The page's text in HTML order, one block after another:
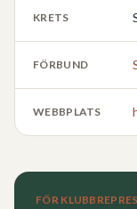
KRETS
FÖRBUND
WEBBPLATS
FÖR